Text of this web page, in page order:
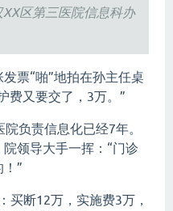
区第三医院信息科办
票“啪”地拍在孙主任桌
费又要交了，3万。”
负责信息化已经7年。
领导大手一挥：“门诊
”
买断12万，实施费3万，